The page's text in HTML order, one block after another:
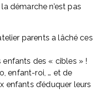
démarche n’est pas
parents a lâché ces
enfants des « cibles » !
enfant-roi, … et de
enfants d’éduquer leurs